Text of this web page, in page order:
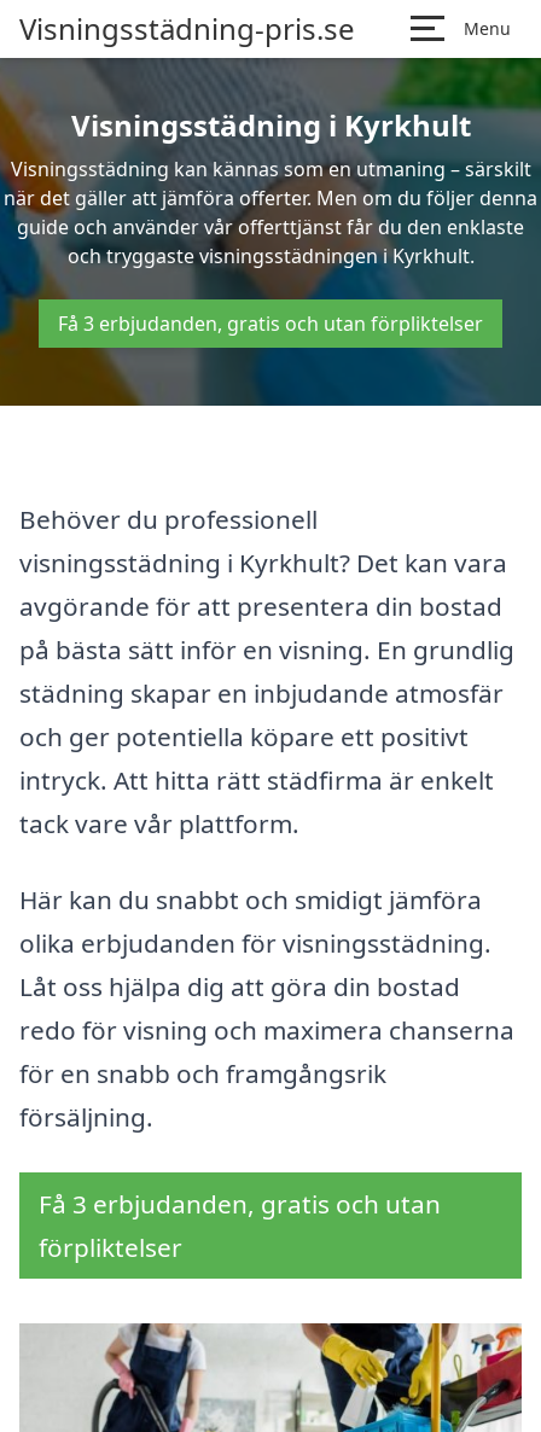
Visningsstädning-pris.se Menu
Visningsstädning i Kyrkhult
Visningsstädning kan kännas som en utmaning – särskilt
när det gäller att jämföra offerter. Men om du följer denna
guide och använder vår offerttjänst får du den enklaste
och tryggaste visningsstädningen i Kyrkhult.
Få 3 erbjudanden, gratis och utan förpliktelser
Behöver du professionell
visningsstädning i Kyrkhult? Det kan vara
avgörande för att presentera din bostad
på bästa sätt inför en visning. En grundlig
städning skapar en inbjudande atmosfär
och ger potentiella köpare ett positivt
intryck. Att hitta rätt städfirma är enkelt
tack vare vår plattform.
Här kan du snabbt och smidigt jämföra
olika erbjudanden för visningsstädning.
Låt oss hjälpa dig att göra din bostad
redo för visning och maximera chanserna
för en snabb och framgångsrik
försäljning.
Få 3 erbjudanden, gratis och utan
förpliktelser